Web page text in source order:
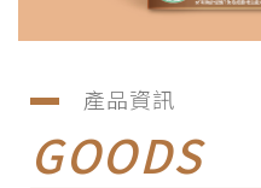
產品資訊
GOODS